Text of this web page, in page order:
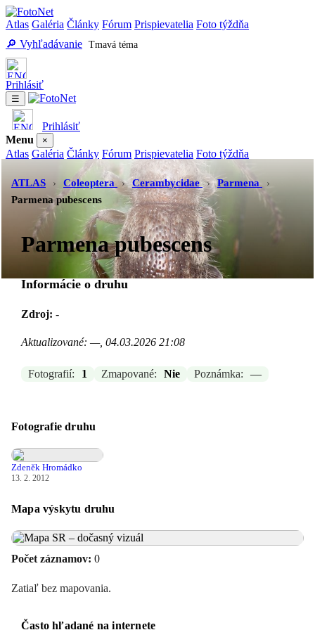
Atlas Galéria Články Fórum Prispievatelia Foto týždňa
🔎 Vyhľadávanie Tmavá téma
Prihlásiť
☰
Prihlásiť
Menu
×
Atlas Galéria Články Fórum Prispievatelia Foto týždňa
Tmavá téma
ATLAS
› Coleoptera › Cerambycidae › Parmena
›
Parmena pubescens
Parmena pubescens
Informácie o druhu
Zdroj: -
Aktualizované: —, 04.03.2026 21:08
Fotografií: 1 Zmapované: Nie Poznámka: —
Fotografie druhu
Zdeněk Hromádko
13. 2. 2012
Mapa výskytu druhu
Počet záznamov: 0
Zatiaľ bez mapovania.
Často hľadané na internete